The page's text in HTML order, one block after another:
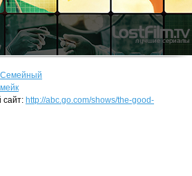
Семейный
http://abc.go.com/shows/the-good-